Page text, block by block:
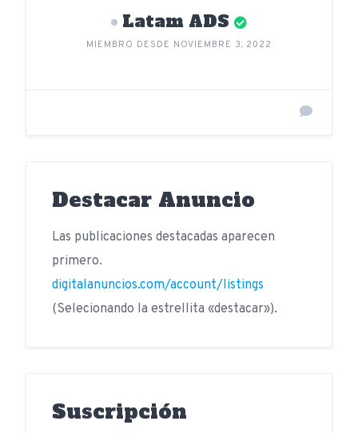
Latam ADS
MIEMBRO DESDE NOVIEMBRE 3, 2022
Destacar Anuncio
Las publicaciones destacadas aparecen
primero.
digitalanuncios.com/account/listings
(Selecionando la estrellita «destacar»).
Suscripción